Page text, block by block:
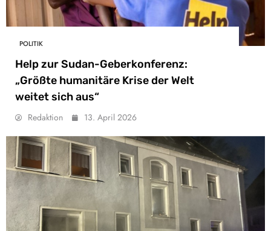
POLITIK
Help zur Sudan-Geberkonferenz:
„Größte humanitäre Krise der Welt
weitet sich aus“
Redaktion 13. April 2026